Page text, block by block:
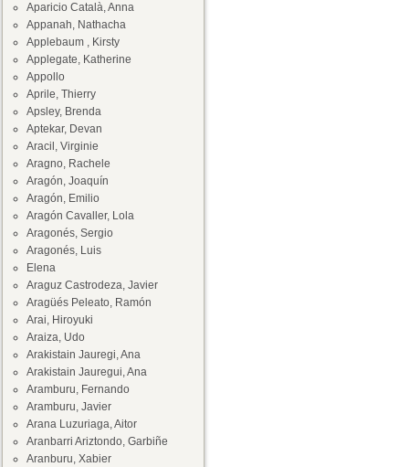
Aparicio Català, Anna
Appanah, Nathacha
Applebaum , Kirsty
Applegate, Katherine
Appollo
Aprile, Thierry
Apsley, Brenda
Aptekar, Devan
Aracil, Virginie
Aragno, Rachele
Aragón, Joaquín
Aragón, Emilio
Aragón Cavaller, Lola
Aragonés, Sergio
Aragonés, Luis
Elena
Araguz Castrodeza, Javier
Aragüés Peleato, Ramón
Arai, Hiroyuki
Araiza, Udo
Arakistain Jauregi, Ana
Arakistain Jauregui, Ana
Aramburu, Fernando
Aramburu, Javier
Arana Luzuriaga, Aitor
Aranbarri Ariztondo, Garbiñe
Aranburu, Xabier